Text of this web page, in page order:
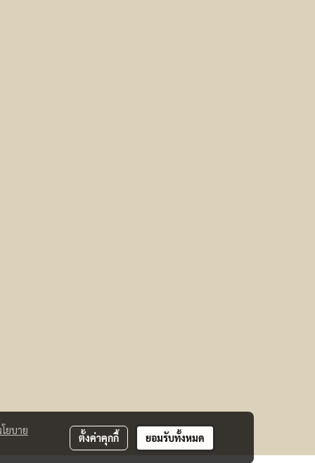
ยบาย
ตั้งค่าคุกกี้ ยอมรับทั้งหมด